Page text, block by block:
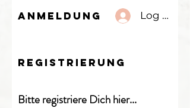
Anmeldung
REGISTRIERUNG
​Bitte registriere Dich hier...
Log In